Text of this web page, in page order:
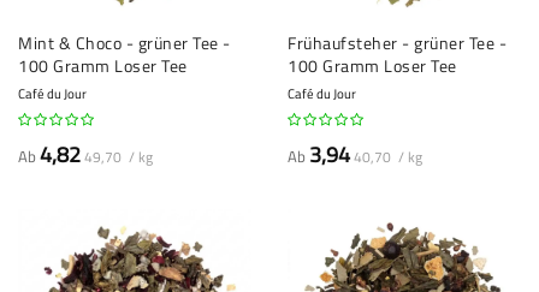
Mint & Choco - grüner Tee -
100 Gramm Loser Tee
Café du Jour
Ab4,8249,70 / kg
Frühaufsteher - grüner Tee -
100 Gramm Loser Tee
Café du Jour
Ab 3,9440,70 / kg